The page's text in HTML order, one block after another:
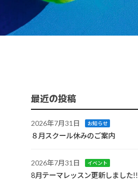
最近の投稿
2026年7月31日 お知らせ
８月スクール休みのご案内
2026年7月31日 イベント
8月テーマレッスン更新しました!!